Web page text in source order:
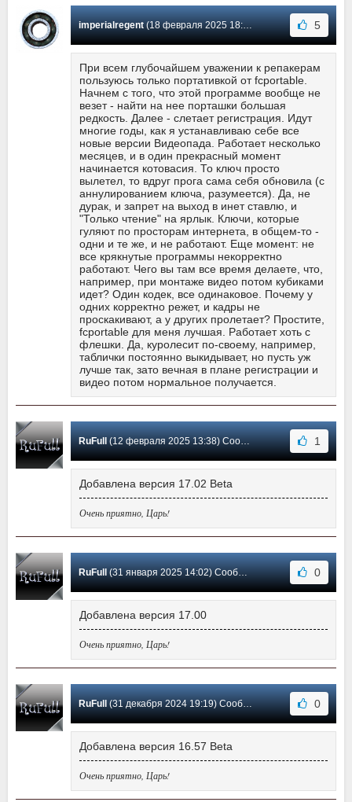
imperialregent(18 февраля 2025 18:07) Сообщение #369 5
При всем глубочайшем уважении к репакерам
пользуюсь только портативкой от fcportable.
Начнем с того, что этой программе вообще не
везет - найти на нее порташки большая
редкость. Далее - слетает регистрация. Идут
многие годы, как я устанавливаю себе все
новые версии Видеопада. Работает несколько
месяцев, и в один прекрасный момент
начинается котовасия. То ключ просто
вылетел, то вдруг прога сама себя обновила (с
аннулированием ключа, разумеется). Да, не
дурак, и запрет на выход в инет ставлю, и
"Только чтение" на ярлык. Ключи, которые
гуляют по просторам интернета, в общем-то -
одни и те же, и не работают. Еще момент: не
все крякнутые программы некорректно
работают. Чего вы там все время делаете, что,
например, при монтаже видео потом кубиками
идет? Один кодек, все одинаковое. Почему у
одних корректно режет, и кадры не
проскакивают, а у других пролетает? Простите,
fcportable для меня лучшая. Работает хоть с
флешки. Да, куролесит по-своему, например,
таблички постоянно выкидывает, но пусть уж
лучше так, зато вечная в плане регистрации и
видео потом нормальное получается.
RuFull (12 февраля 2025 13:38) Сообщение #368 1
Добавлена версия 17.02 Beta
Очень приятно, Царь!
RuFull (31 января 2025 14:02) Сообщение #367 0
Добавлена версия 17.00
Очень приятно, Царь!
RuFull (31 декабря 2024 19:19) Сообщение #366 0
Добавлена версия 16.57 Beta
Очень приятно, Царь!